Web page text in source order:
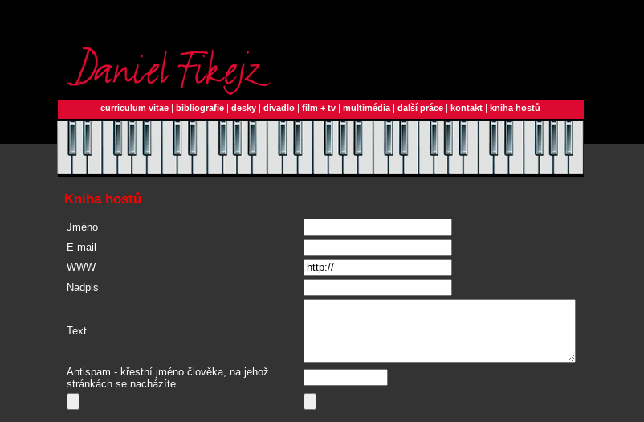
curriculum vitae | bibliografie | desky | divadlo | film + tv | multimédia | další práce | kontakt | kniha hostů
Kniha hostů
Jméno
E-mail
WWW
Nadpis
Text
Antispam - křestní jméno člověka, na jehož
stránkách se nacházíte